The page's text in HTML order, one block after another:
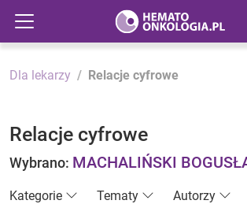
Dla lekarzy Relacje cyfrowe
Relacje cyfrowe
Wybrano: MACHALIŃSKI
Kategorie Tematy Autorzy